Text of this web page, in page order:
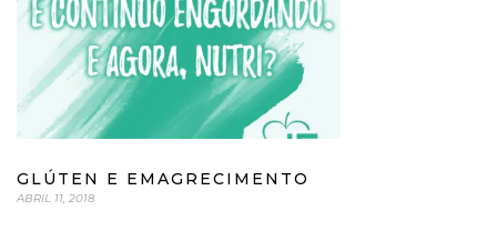
GLÚTEN E EMAGRECIMENTO
ABRIL 11, 2018